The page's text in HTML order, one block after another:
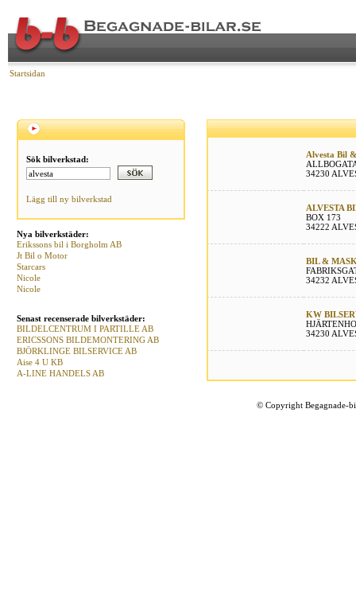
Startsidan
Sök bilverkstad:
Lägg till ny bilverkstad
Nya bilverkstäder:
Erikssons bil i Borgholm AB
Jt Bil o Motor
Starcars
Nicole
Nicole
Senast recenserade bilverkstäder:
BILDELCENTRUM I PARTILLE AB
ERICSSONS BILDEMONTERING AB
BJÖRKLINGE BILSERVICE AB
Aise 4 U KB
A-LINE HANDELS AB
Alvesta Bil
34230
ALVESTA
BOX 173
34222
BIL &
34232
KW
34230
©Copyright Begagnade-